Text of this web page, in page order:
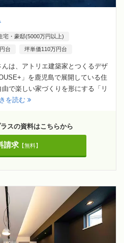
宅・豪邸(5000万円以上)
台 坪単価110万円台
は、アトリエ建築家とつくるデザ
」を鹿児島で展開している住
で楽しい家づくりを形にする「リ
を読む
スの資料はこちらから
請求【無料】